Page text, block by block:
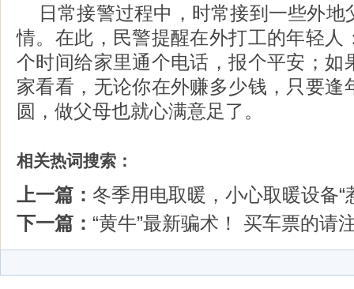
日常接警过程中，时常接到一些外
情。在此，民警提醒在外打工的年轻人
个时间给家里通个电话，报个平安；如
家看看，无论你在外赚多少钱，只要逢
圆，做父母也就心满意足了。
相关热词搜索：
上一篇： 冬季用电取暖，小心取暖设备“
下一篇： “黄牛”最新骗术！ 买车票的请